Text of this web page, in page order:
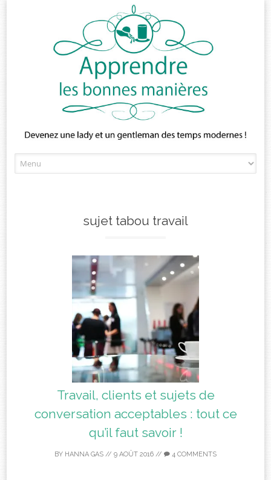
to
sujet tabou travail
Travail, clients et sujets de
conversation acceptables : tout ce
qu’il faut savoir !
BY HANNA GAS // 9 AOÛT 2016 // 4 COMMENTS